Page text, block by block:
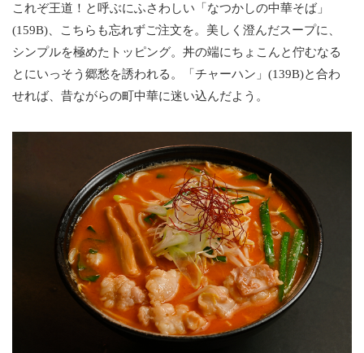
これぞ王道！と呼ぶにふさわしい「なつかしの中華そば」
(159B)、こちらも忘れずご注文を。美しく澄んだスープに、
シンプルを極めたトッピング。丼の端にちょこんと佇むなる
とにいっそう郷愁を誘われる。「チャーハン」(139B)と合わ
せれば、昔ながらの町中華に迷い込んだよう。